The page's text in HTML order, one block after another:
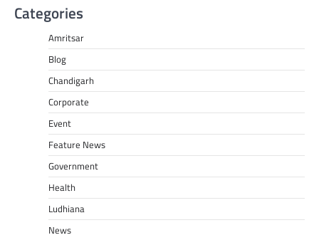
Categories
Amritsar
Blog
Chandigarh
Corporate
Event
Feature News
Government
Health
Ludhiana
News